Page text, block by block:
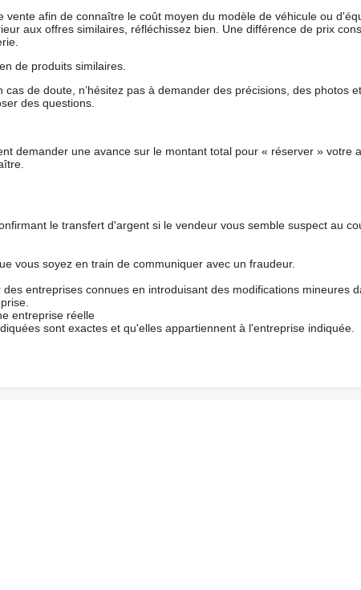
afin de connaître le coût moyen du modèle de véhicule ou
aux offres similaires, réfléchissez bien. Une différence de prix
de produits similaires.
de doute, n’hésitez pas à demander des précisions, des photos
des questions.
demander une avance sur le montant total pour « réserver » votre
le transfert d'argent si le vendeur vous semble suspect au
vous soyez en train de communiquer avec un fraudeur.
entreprises connues en introduisant des modifications mineures
entreprise réelle
sont exactes et qu'elles appartiennent à l'entreprise indiquée.